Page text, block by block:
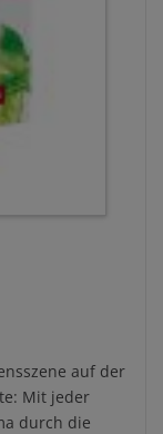
auf der
Mit jeder
durch die